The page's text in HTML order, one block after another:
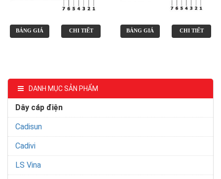
BẢNG GIÁ CHI TIẾT BẢNG GIÁ CHI TIẾT
DANH MỤC SẢN PHẨM
Dây cáp điện
Cadisun
Cadivi
LS Vina